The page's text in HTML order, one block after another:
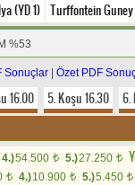
(YD 1) Turffontein
%53
Sonuçlar Özet PDF
16.00 5. Koşu 16.30 6.
4.)54.500 t 5.)27.250 t
t 4.)10.900 t 5.)5.450 t